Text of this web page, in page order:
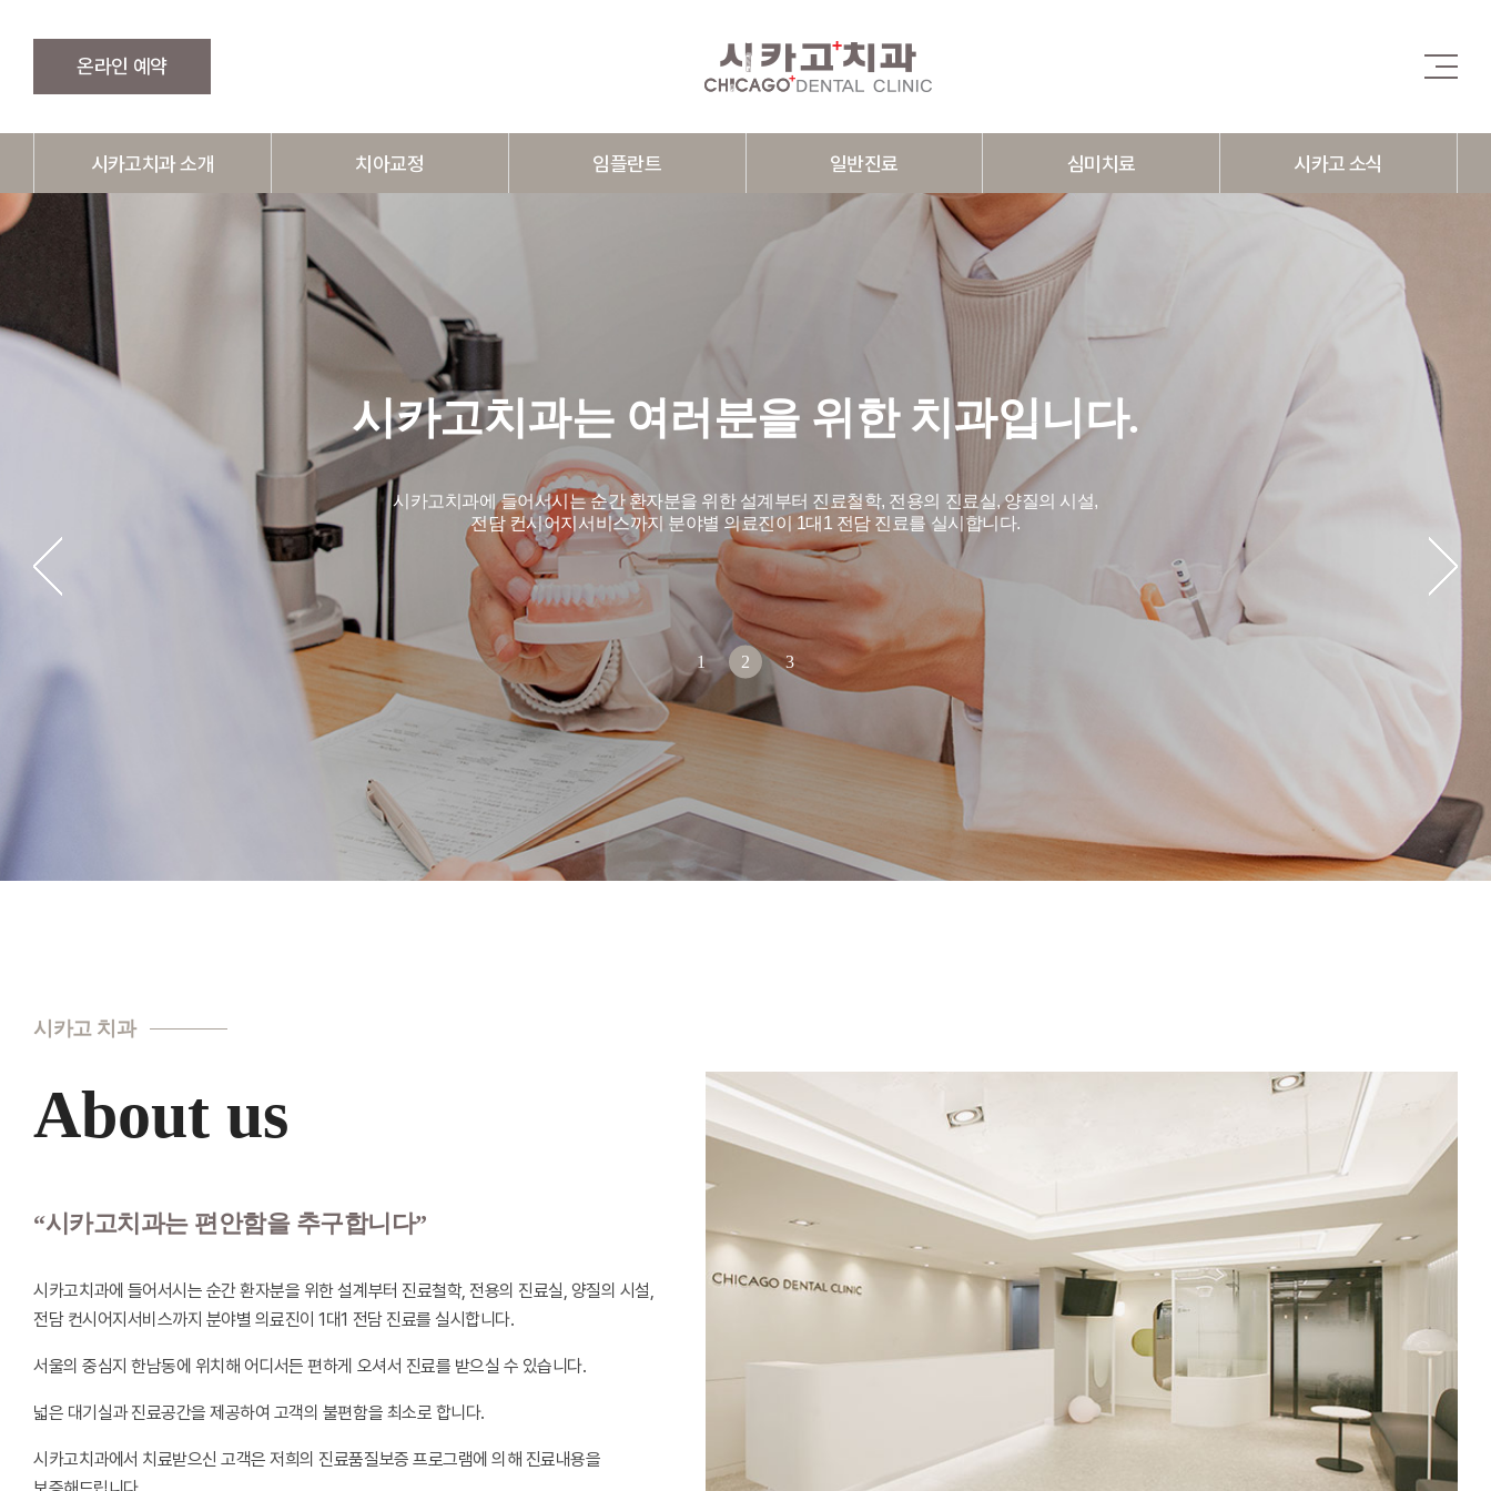
온라인 예약
시카고치과 소개
시설·장비 소개
병원둘러보기
찾아오시는길·진료시간
치아교정
돌출입교정
덧니교정
주걱턱교정
벌어진 치아교정
매복치교정
예방교정
교정장치소개
임플란트
전체 임플란트
임플란트 틀니
일반진료
신경치료
심미치료
치아성형
치아미백
시카고 소식
스타갤러리
시카고치과는 여러분을 위한 치과입니다.
시카고치과에 들어서시는 순간 환자분을 위한 설계부터 진료철학, 전용의 진료실, 양질의 시설,
전담 컨시어지서비스까지 분야별 의료진이 1대1 전담 진료를 실시합니다.
1 2 3
시카고 치과
About us
“시카고치과는 편안함을 추구합니다”
시카고치과에 들어서시는 순간 환자분을 위한 설계부터 진료철학, 전용의 진료실, 양질의 시설,
전담 컨시어지서비스까지 분야별 의료진이 1대1 전담 진료를 실시합니다.
서울의 중심지 한남동에 위치해 어디서든 편하게 오셔서 진료를 받으실 수 있습니다.
넓은 대기실과 진료공간을 제공하여 고객의 불편함을 최소로 합니다.
시카고치과에서 치료받으신 고객은 저희의 진료품질보증 프로그램에 의해 진료내용을